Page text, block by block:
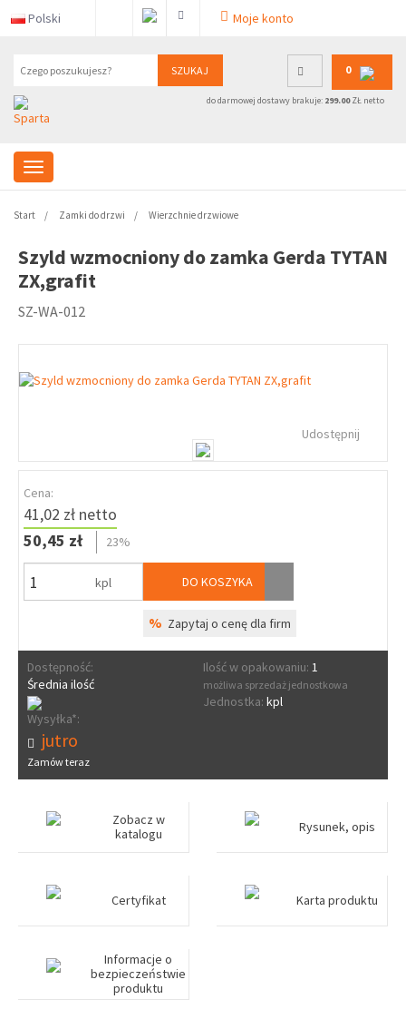
Polski Moje konto
SZUKAJ 0
do darmowej dostawy brakuje: 299.00ZŁ netto
Start Zamki do drzwi Wierzchnie drzwiowe
Szyld wzmocniony do zamka Gerda TYTAN
ZX,grafit
SZ-WA-012
Udostępnij
Cena:
41,02 zł netto
50,45 zł
23%
kpl DO KOSZYKA
% Zapytaj o cenę dla firm
Dostępność:
Średnia ilość
Ilość w opakowaniu: 1
możliwa sprzedaż jednostkowa
Jednostka: kpl
Wysyłka*:
jutro
Zamów teraz
Zobacz w
katalogu
Rysunek, opis
Certyfikat Karta produktu
Informacje o
bezpieczeństwie
produktu